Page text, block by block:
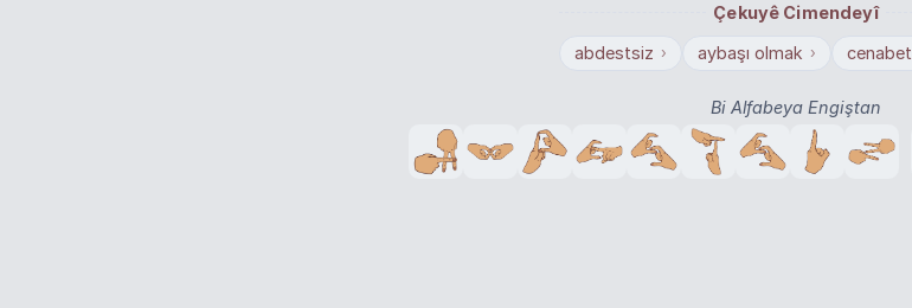
Çekuyê Cimendeyî
abdestsiz › aybaşı olmak › cenabet
Bi Alfabeya Engiştan